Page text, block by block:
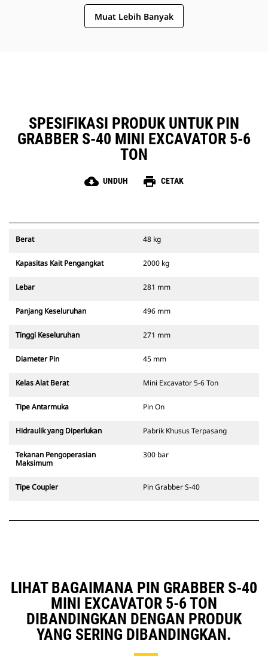
Muat Lebih Banyak
SPESIFIKASI PRODUK UNTUK PIN
GRABBER S-40 MINI EXCAVATOR 5-6
TON
cloud_download UNDUH print CETAK
Berat 48 kg
Kapasitas Kait Pengangkat 2000 kg
Lebar 281 mm
Panjang Keseluruhan 496 mm
Tinggi Keseluruhan 271 mm
Diameter Pin 45 mm
Kelas Alat Berat Mini Excavator 5-6 Ton
Tipe Antarmuka Pin On
Hidraulik yang Diperlukan Pabrik Khusus Terpasang
Tekanan Pengoperasian
Maksimum
300 bar
Tipe Coupler Pin Grabber S-40
LIHAT BAGAIMANA PIN GRABBER S-40
MINI EXCAVATOR 5-6 TON
DIBANDINGKAN DENGAN PRODUK
YANG SERING DIBANDINGKAN.